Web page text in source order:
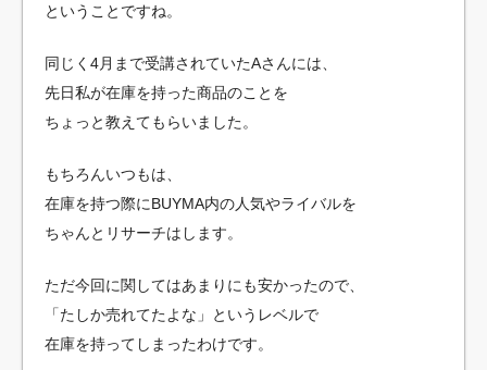
ということですね。
同じく4月まで受講されていたAさんには、
先日私が在庫を持った商品のことを
ちょっと教えてもらいました。
もちろんいつもは、
在庫を持つ際にBUYMA内の人気やライバルを
ちゃんとリサーチはします。
ただ今回に関してはあまりにも安かったので、
「たしか売れてたよな」というレベルで
在庫を持ってしまったわけです。